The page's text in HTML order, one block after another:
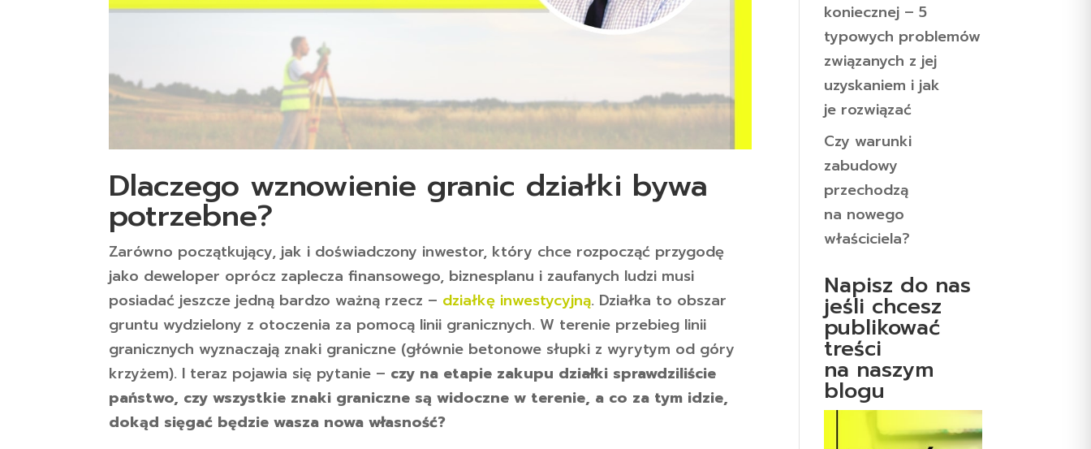
Dlaczego wznowienie granic działki bywa
potrzebne?
Zarówno początkujący, jak i doświadczony inwestor, który chce rozpocząć przygodę
jako deweloper oprócz zaplecza finansowego, biznesplanu i zaufanych ludzi musi
posiadać jeszcze jedną bardzo ważną rzecz – działkę inwestycyjną. Działka to obszar
gruntu wydzielony z otoczenia za pomocą linii granicznych. W terenie przebieg linii
granicznych wyznaczają znaki graniczne (głównie betonowe słupki z wyrytym od góry
krzyżem). I teraz pojawia się pytanie – czy na etapie zakupu działki sprawdziliście
państwo, czy wszystkie znaki graniczne są widoczne w terenie, a co za tym idzie,
dokąd sięgać będzie wasza nowa własność?
koniecznej – 5
typowych problemów
związanych z jej
uzyskaniem i jak
je rozwiązać
Czy warunki
zabudowy
przechodzą
na nowego
właściciela?
Napisz do nas
jeśli chcesz
publikować
treści
na naszym
blogu